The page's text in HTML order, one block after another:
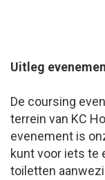
Uitleg
De coursing
terrein van KC
evenement is
kunt voor iets te
toiletten